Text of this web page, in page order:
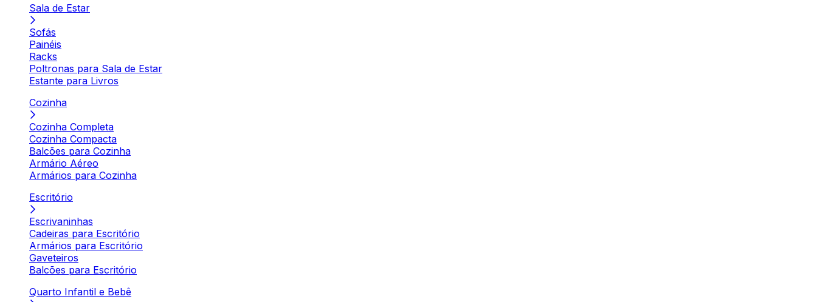
Sala de Estar
Sofás
Painéis
Racks
Poltronas para Sala de Estar
Estante para Livros
Cozinha
Cozinha Completa
Cozinha Compacta
Balcões para Cozinha
Armário Aéreo
Armários para Cozinha
Escritório
Escrivaninhas
Cadeiras para Escritório
Armários para Escritório
Gaveteiros
Balcões para Escritório
Quarto Infantil e Bebê